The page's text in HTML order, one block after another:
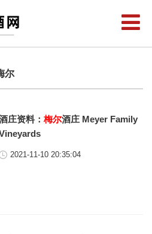
尔
庄资料：梅尔酒庄 Meyer Family
2021-11-10 20:35:04